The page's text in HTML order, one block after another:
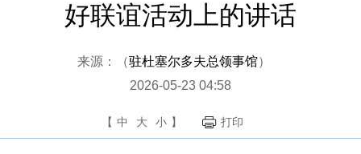
好联谊活动上的讲话
来源：（驻杜塞尔多夫总领事馆）
2026-05-23 04:58
【 中 大 小 】 打印